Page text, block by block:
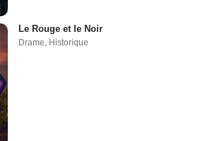
Le Rouge et le Noir
Drame, Historique